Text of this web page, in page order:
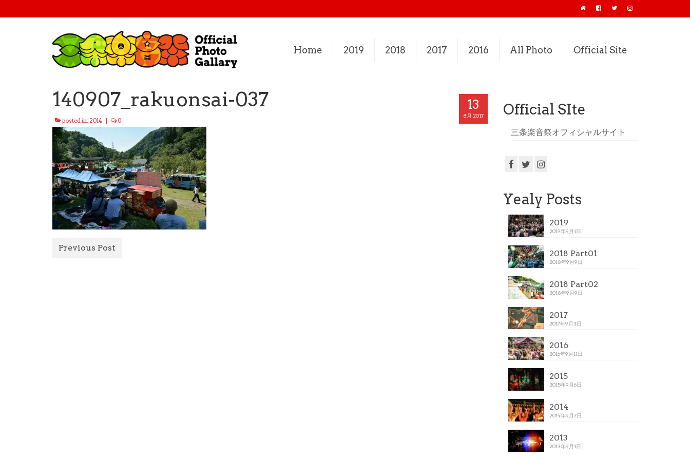
Home 2019 2018 2017 2016 All Photo Official Site
13
8月 2017
140907_rakuonsai-037
posted in: 2014 0
Previous Post
Official SIte
三条楽音祭オフィシャルサイト
Yealy Posts
2019
2019年9月1日
2018 Part01
2018年9月9日
2018 Part02
2018年9月9日
2017
2017年9月3日
2016
2016年9月11日
2015
2015年9月6日
2014
2014年9月7日
2013
2013年9月1日